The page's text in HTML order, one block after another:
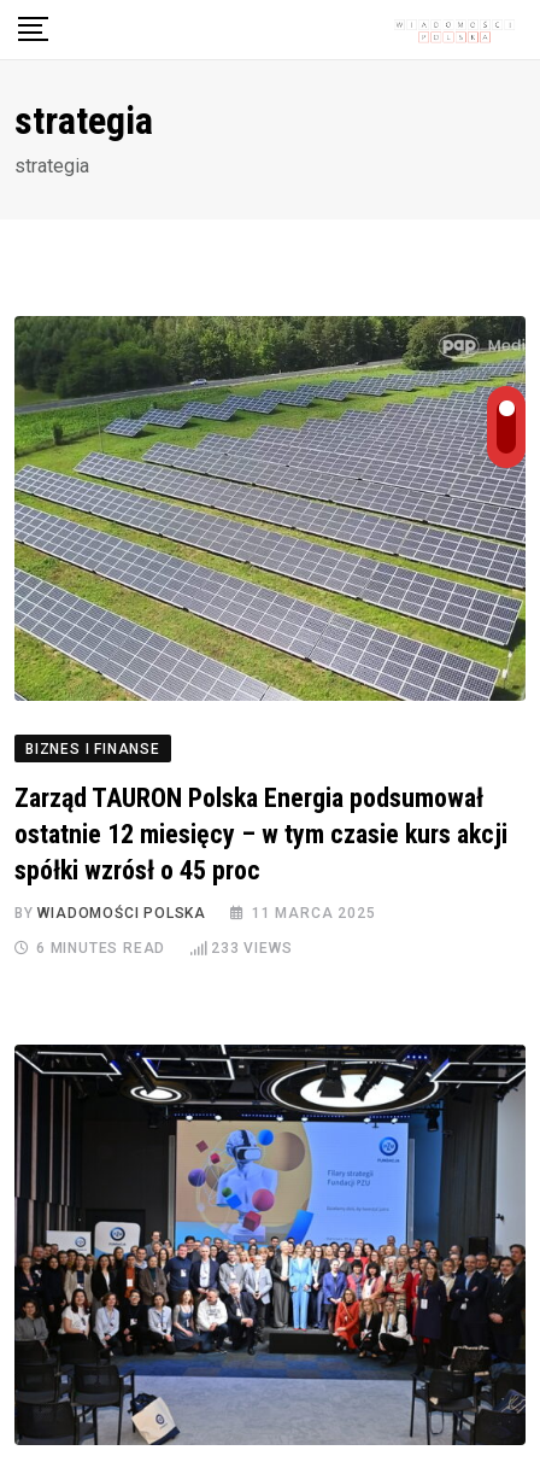
Skip
strategia
strategia
BIZNES I FINANSE
Zarząd TAURON Polska Energia podsumował
ostatnie 12 miesięcy – w tym czasie kurs akcji
spółki wzrósł o 45 proc
BYWIADOMOŚCI POLSKA 11 MARCA 2025
6 MINUTES READ 233 VIEWS